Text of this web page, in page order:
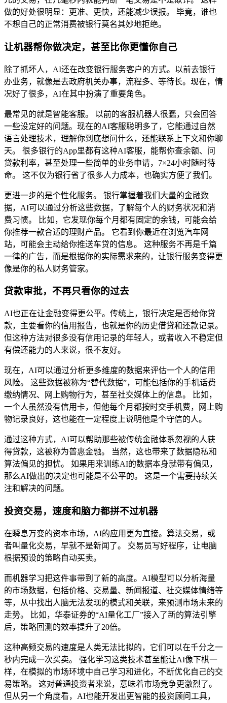
做的好处很明显：更准、更快，还能减少误报。 毕竟，谁也
不想自己的正常消费被银行莫名其妙地拒绝。
让机器帮你做决定，甚至比你更懂你自己
除了抓坏人，AI还在改变银行服务客户的方式。以前去银行
办业务，就像是去政府机关办事，流程多、等待长。现在，情
况好了很多，AI在其中扮演了重要角色。
最常见的就是智能客服。 以前的客服机器人很蠢，只会回答
一些设定好的问题。现在的AI客服聪明多了，它能通过自然
语言处理技术，理解你到底想问什么，还能联系上下文和你聊
天。 很多银行的App里都有这种AI客服，能帮你查余额、问
贷款利率，甚至处理一些简单的业务申请，7×24小时随时待
命。 这不仅为银行省了很多人力成本，也确实方便了我们。
更进一步的是个性化服务。 银行掌握着我们大量的金融数
据，AI可以通过分析这些数据，了解每个人的财务状况和消
费习惯。 比如，它发现你每个月都有固定的余钱，可能会给
你推荐一款合适的理财产品。 它看到你最近在浏览汽车网
站，可能会主动给你推送车贷的信息。 这种服务不再是千篇
一律的广告，而是根据你的实际需求来的，让银行服务变得更
像是你的私人财务管家。
贷款审批，不再只看你的过去
AI也正在让金融变得更公平。传统上，银行决定是否给你贷
款，主要看你的信用报告，也就是你的历史借贷和还款记录。
但这种方法对很多没有信用记录的年轻人，或者收入不稳定但
有偿还能力的人来说，很不友好。
现在，AI可以通过分析更多维度的数据来评估一个人的信用
风险。 这些数据被称为“替代数据”，可能包括你的手机话费
缴纳情况、网上购物行为，甚至社交媒体上的信息。 比如，
一个人虽然没有信用卡，但他每个月都按时交手机费，网上购
物记录良好，这也能在一定程度上说明他是个守信的人。
通过这种方式，AI可以帮助那些被传统金融体系忽视的人获
得贷款，这被称为普惠金融。 当然，这也带来了数据隐私和
算法偏见的担忧。 如果用来训练AI的数据本身就带有偏见，
那么AI做出的决定也可能是不公平的。 这是一个需要持续关
注和解决的问题。
投资交易，速度和脑力都拼不过机器
在瞬息万变的资本市场，AI的应用更为直接。算法交易，或
者叫量化交易，早就不是新闻了。 交易员写好程序，让电脑
根据预设的策略自动买卖。
而机器学习把这件事带到了新的高度。AI模型可以分析海量
的市场数据，包括价格、交易量、新闻报道、社交媒体情绪等
等，从中找出人脑无法发现的模式和关联，来预测市场未来的
走势。 比如，华泰证券的“AI量化工厂”接入了新的算法引擎
后，策略回测的效率提升了20倍。
这种高频交易的速度是人类无法比拟的，它们可以在千分之一
秒内完成一次买卖。 强化学习这类技术甚至能让AI像下棋一
样，在模拟的市场环境中自己学习和进化，不断优化自己的交
易策略。 这对普通投资者来说，意味着市场竞争更激烈了。
但从另一个角度看，AI也能开发出更智能的投资顾问工具，